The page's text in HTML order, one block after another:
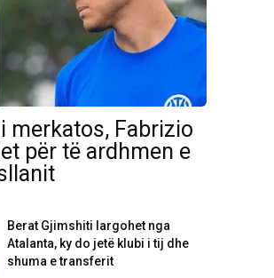
merkatos, Fabrizio
për të ardhmen e
Berat Gjimshiti largohet nga
Atalanta, ky do jetë klubi i tij dhe
shuma e transferit